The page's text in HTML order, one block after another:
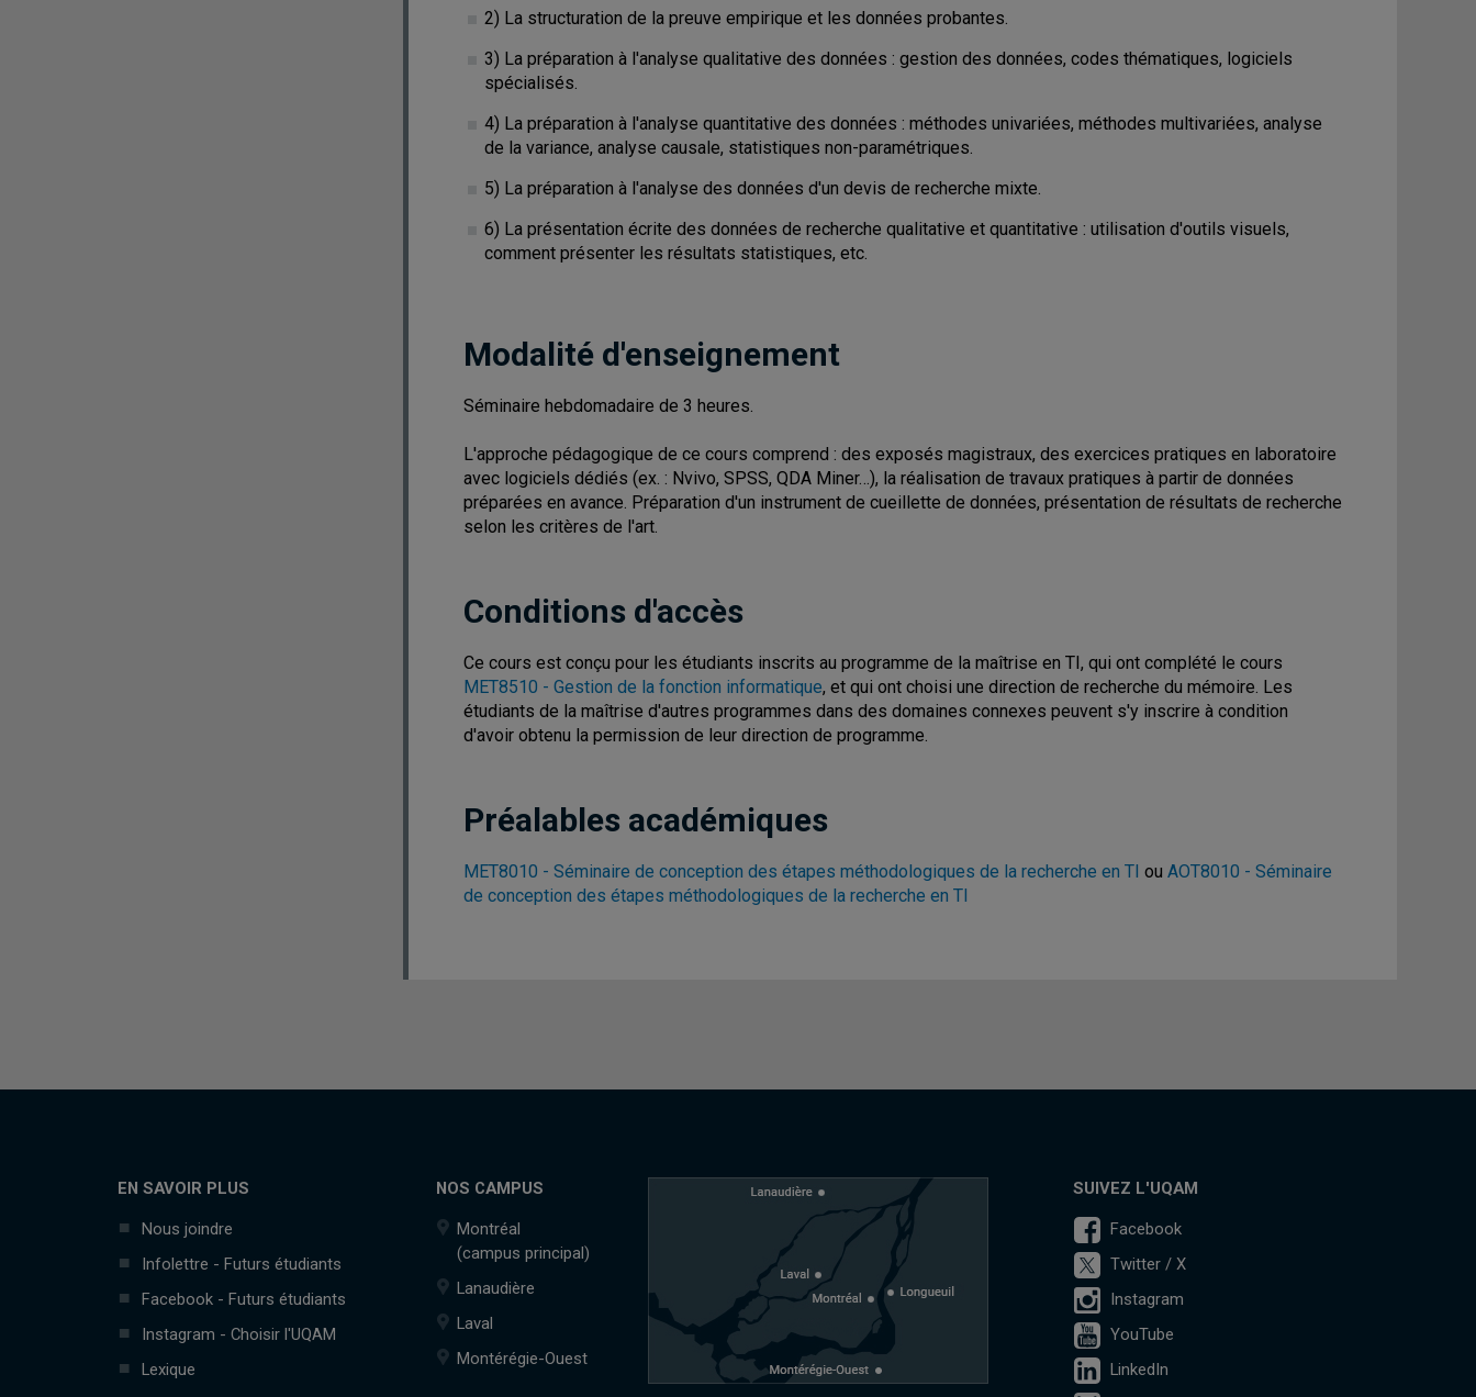
2) La structuration de la preuve empirique et les données probantes.
3) La préparation à l'analyse qualitative des données : gestion des données, codes thématiques, logiciels
spécialisés.
4) La préparation à l'analyse quantitative des données : méthodes univariées, méthodes multivariées, analyse
de la variance, analyse causale, statistiques non-paramétriques.
5) La préparation à l'analyse des données d'un devis de recherche mixte.
6) La présentation écrite des données de recherche qualitative et quantitative : utilisation d'outils visuels,
comment présenter les résultats statistiques, etc.
Modalité d'enseignement
Séminaire hebdomadaire de 3 heures.
L'approche pédagogique de ce cours comprend : des exposés magistraux, des exercices pratiques en laboratoire
avec logiciels dédiés (ex. : Nvivo, SPSS, QDA Miner…), la réalisation de travaux pratiques à partir de données
préparées en avance. Préparation d'un instrument de cueillette de données, présentation de résultats de recherche
selon les critères de l'art.
Conditions d'accès
Ce cours est conçu pour les étudiants inscrits au programme de la maîtrise en TI, qui ont complété le cours
MET8510 - Gestion de la fonction informatique, et qui ont choisi une direction de recherche du mémoire. Les
étudiants de la maîtrise d'autres programmes dans des domaines connexes peuvent s'y inscrire à condition
d'avoir obtenu la permission de leur direction de programme.
Préalables académiques
MET8010 - Séminaire de conception des étapes méthodologiques de la recherche en TI ou AOT8010 - Séminaire
de conception des étapes méthodologiques de la recherche en TI
EN SAVOIR PLUS
Nous joindre
Infolettre - Futurs étudiants
Facebook - Futurs étudiants
Instagram - Choisir l'UQAM
Lexique
NOS CAMPUS
Montréal
(campus principal)
Lanaudière
Laval
Montérégie-Ouest
SUIVEZ L'UQAM
Facebook
Twitter / X
Instagram
YouTube
LinkedIn